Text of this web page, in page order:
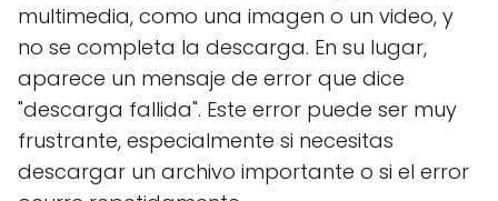
multimedia, como una imagen o un video, y
no se completa la descarga. En su lugar,
aparece un mensaje de error que dice
"descarga fallida". Este error puede ser muy
frustrante, especialmente si necesitas
descargar un archivo importante o si el error